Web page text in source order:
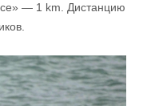
— 1 km. Дистанцию